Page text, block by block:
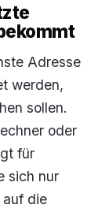
Adresse
werden,
sollen.
oder
für
sich nur
auf die